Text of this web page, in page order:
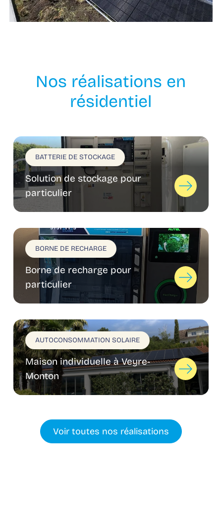
Nos réalisations en
résidentiel
BATTERIE DE STOCKAGE
Solution de stockage pour
particulier
BORNE DE RECHARGE
Borne de recharge pour
particulier
AUTOCONSOMMATION SOLAIRE
Maison individuelle à Veyre-
Monton
Voir toutes nos réalisations